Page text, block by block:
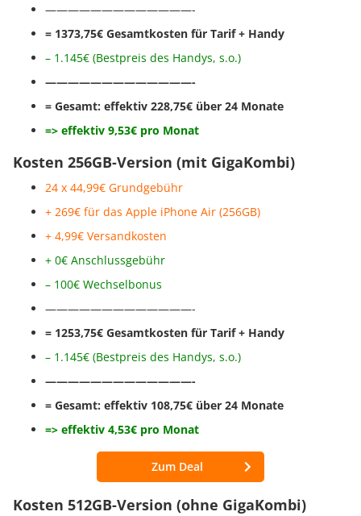
—————————————-
= 1373,75€ Gesamtkosten für Tarif + Handy
– 1.145€ (Bestpreis des Handys, s.o.)
—————————————-
= Gesamt: effektiv 228,75€ über 24 Monate
=> effektiv 9,53€ pro Monat
Kosten 256GB-Version (mit GigaKombi)
24 x 44,99€ Grundgebühr
+ 269€ für das Apple iPhone Air (256GB)
+ 4,99€ Versandkosten
+ 0€ Anschlussgebühr
– 100€ Wechselbonus
—————————————-
= 1253,75€ Gesamtkosten für Tarif + Handy
– 1.145€ (Bestpreis des Handys, s.o.)
—————————————-
= Gesamt: effektiv 108,75€ über 24 Monate
=> effektiv 4,53€ pro Monat
Zum Deal
Kosten 512GB-Version (ohne GigaKombi)